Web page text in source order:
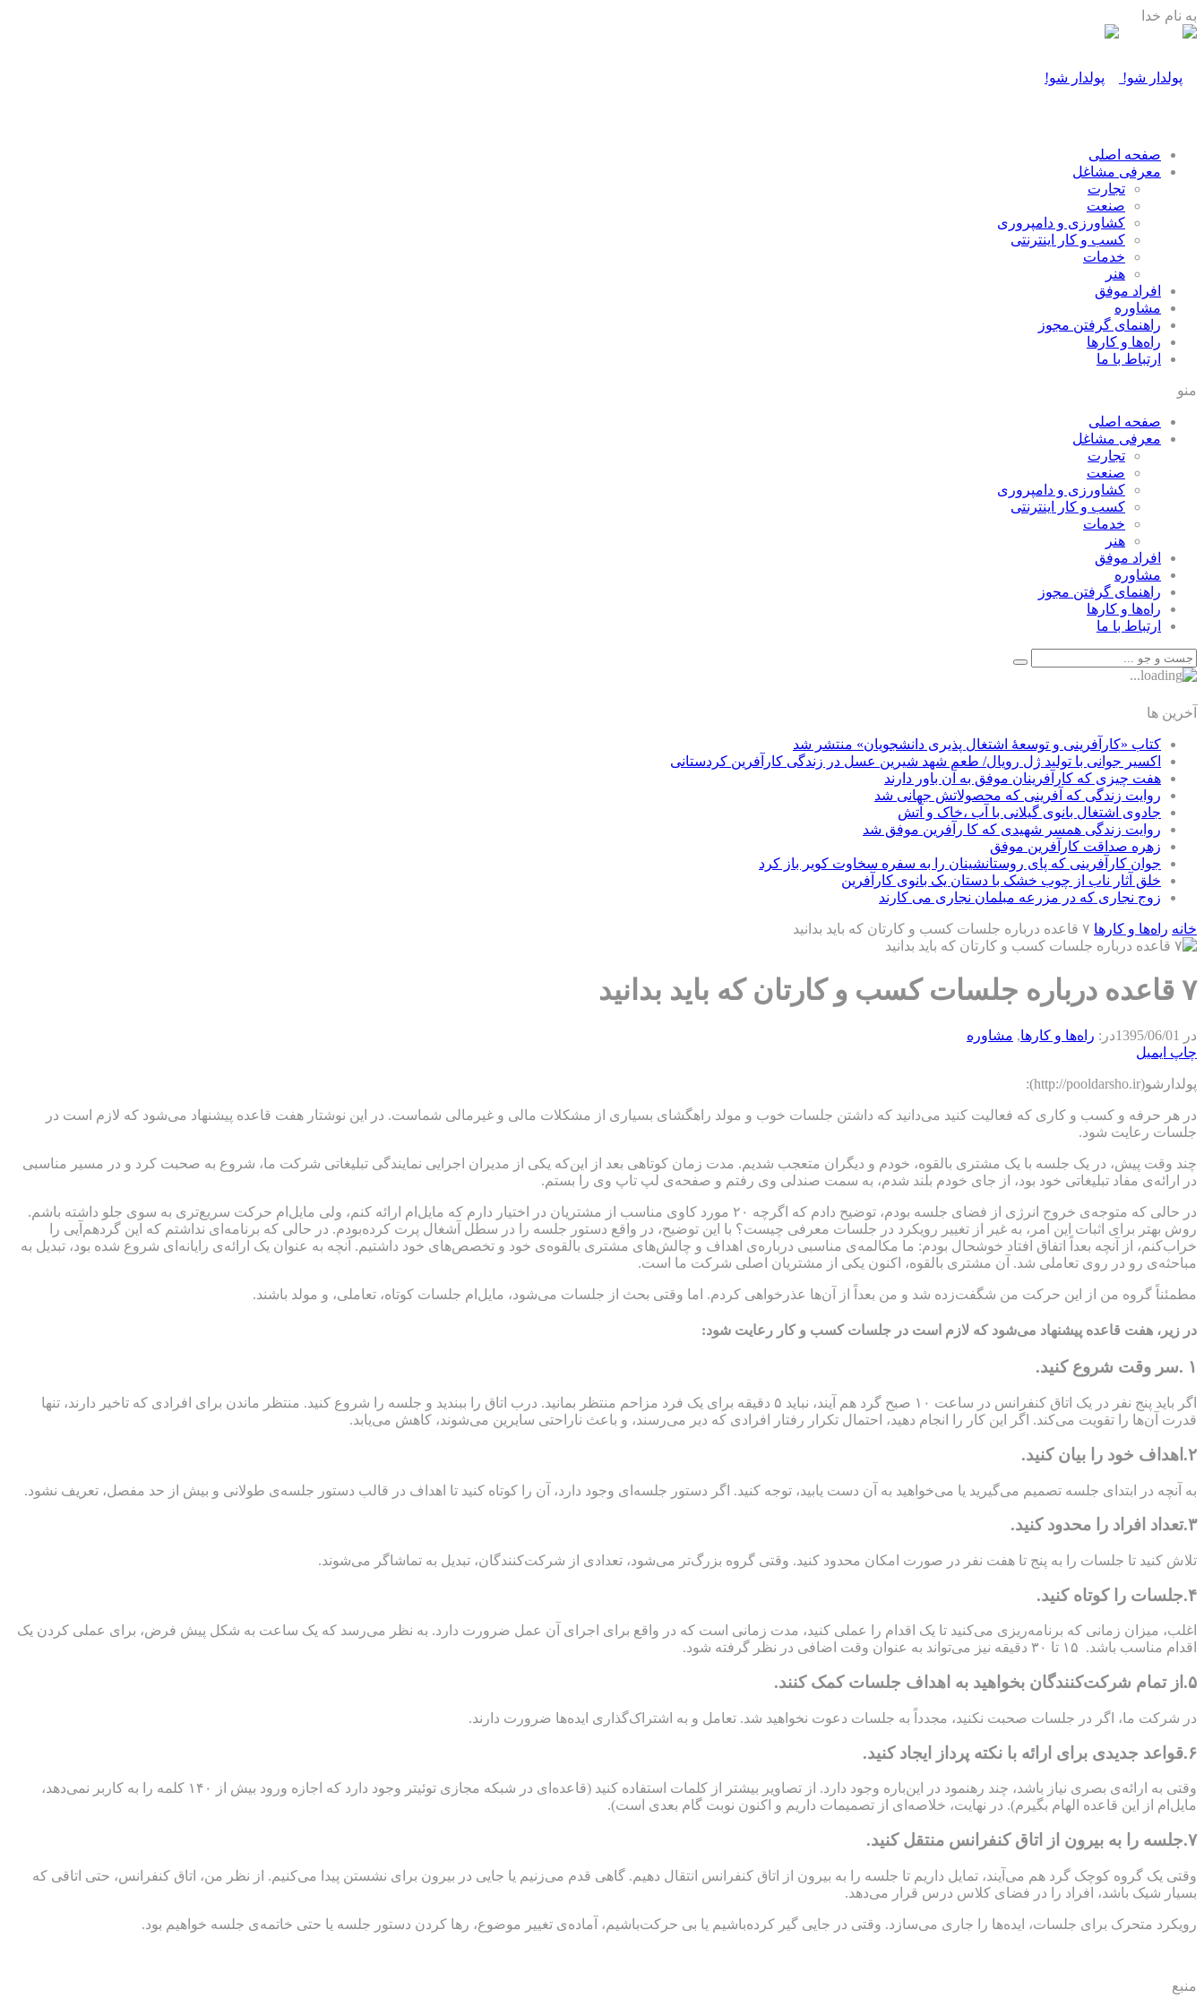
به نام خدا
صفحه اصلی
معرفی مشاغل
تجارت
صنعت
كشاورزی و دامپروری
كسب و كار اينترنتی
خدمات
هنر
افراد موفق
مشاوره
راهنمای گرفتن مجوز
راه‌ها و كارها
ارتباط با ما
منو
صفحه اصلی
معرفی مشاغل
تجارت
صنعت
كشاورزی و دامپروری
كسب و كار اينترنتی
خدمات
هنر
افراد موفق
مشاوره
راهنمای گرفتن مجوز
راه‌ها و كارها
ارتباط با ما
آخرین ها
کتاب «کارآفرینی و توسعۀ اشتغال پذیری دانشجویان» منتشر شد
اکسیر جوانی با تولید ژل رویال/ طعم شهد شیرین عسل‌ در زندگی کارآفرین کردستانی
هفت چیزی که کارآفرینان موفق به آن باور دارند
روایت زندگی که آفرینی که محصولاتش جهانی شد
جادوی اشتغال بانوی گیلانی با آب ،خاک و آتش
روایت زندگی همسر شهیدی که کا رآفرین موفق شد
زهره صداقت کارآفرین موفق
جوان کارآفرینی که پای روستانشینان را به سفره سخاوت کویر باز کرد
خلق آثار ناب از چوب خشک با دستان یک بانوی کارآفرین
زوج نجاری که در مزرعه مبلمان نجاری می کارند
خانه راه‌ها و كارها ۷ قاعده درباره جلسات کسب و کارتان که باید بدانید
۷ قاعده درباره جلسات کسب و کارتان که باید بدانید
در 1395/06/01در: راه‌ها و كارها, مشاوره
چاپ ایمیل
پولدارشو(http://pooldarsho.ir):
در هر حرفه و کسب و کاری که فعالیت کنید می‌دانید که داشتن جلسات خوب و مولد راهگشای بسیاری از مشکلات مالی و غیرمالی شماست. در این نوشتار هفت قاعده پیشنهاد می‌شود که لازم است در
جلسات رعایت شود.
چند وقت پیش، در یک جلسه با یک مشتری بالقوه، خودم و دیگران متعجب شدیم. مدت زمان کوتاهی بعد از این‌که یکی از مدیران اجرایی نمایندگی تبلیغاتی شرکت ما، شروع به صحبت کرد و در مسیر مناسبی
در ارائه‌ی مفاد تبلیغاتی خود بود، از جای خودم بلند شدم، به سمت صندلی وی رفتم و صفحه‌ی لپ تاپ وی را بستم.
در حالی که متوجه‌ی خروج انرژی از فضای جلسه بودم، توضیح دادم که اگرچه ۲۰ مورد کاوی مناسب از مشتریان در اختیار دارم که مایل‌ام ارائه کنم، ولی مایل‌ام حرکت سریع‌تری به سوی جلو داشته باشم.
روش بهتر برای اثبات این امر، به غیر از تغییر رویکرد در جلسات معرفی چیست؟ با این توضیح، در واقع دستور جلسه را در سطل آشغال پرت کرده‌بودم. در حالی که برنامه‌ای نداشتم که این گرد‌هم‌آیی را
خراب‌کنم، از آنچه بعداً اتفاق افتاد خوشحال بودم: ما مکالمه‌ی مناسبی درباره‌ی اهداف و چالش‌های مشتری بالقوه‌ی خود و تخصص‌های خود داشتیم. آنچه به عنوان یک ارائه‌ی رایانه‌ای شروع شده بود، تبدیل به
مباحثه‌ی رو در روی تعاملی شد. آن مشتری بالقوه، اکنون یکی از مشتریان اصلی شرکت ما است.
مطمئناً گروه من از این حرکت من شگفت‌زده شد و من بعداً از آن‌ها عذرخواهی کردم. اما وقتی بحث از جلسات می‌شود، مایل‌ام جلسات کوتاه، تعاملی، و مولد باشند.
در زیر، هفت قاعده پیشنهاد می‌شود که لازم است در جلسات کسب و کار رعایت شود:
۱ .سر وقت شروع کنید.
اگر باید پنج نفر در یک اتاق کنفرانس در ساعت ۱۰ صبح گرد هم ‌آیند، نباید ۵ دقیقه برای یک فرد مزاحم منتظر بمانید. درب اتاق را ببندید و جلسه را شروع کنید. منتظر ماندن برای افرادی که تاخیر دارند، تنها
قدرت آن‌ها را تقویت می‌کند. اگر این کار را انجام دهید، احتمال تکرار رفتار افرادی که دیر می‌رسند، و باعث ناراحتی سایرین می‌شوند، کاهش می‌یابد.
۲.اهداف خود را بیان کنید.
به آنچه در ابتدای جلسه تصمیم می‌گیرید یا می‌خواهید به آن دست یابید، توجه کنید. اگر دستور جلسه‌ای وجود دارد، آن را کوتاه کنید تا اهداف در قالب دستور جلسه‌ی طولانی و بیش از حد مفصل، تعریف نشود.
۳.تعداد افراد را محدود کنید.
تلاش کنید تا جلسات را به پنج تا هفت نفر در صورت امکان محدود کنید. وقتی گروه بزرگ‌تر می‌شود، تعدادی از شرکت‌کنندگان، تبدیل به تماشاگر می‌شوند.
۴.جلسات را کوتاه کنید.
اغلب، میزان زمانی که برنامه‌ریزی می‌کنید تا یک اقدام را عملی کنید، مدت زمانی است که در واقع برای اجرای آن عمل ضرورت دارد. به نظر می‌رسد که یک ساعت به شکل پیش فرض، برای عملی کردن یک
اقدام مناسب باشد. ۱۵ تا ۳۰ دقیقه نیز می‌تواند به عنوان وقت اضافی در نظر گرفته شود.
۵.از تمام شرکت‌کنندگان بخواهید به اهداف جلسات کمک کنند.
در شرکت ما، اگر در جلسات صحبت نکنید، مجدداً به جلسات دعوت نخواهید شد. تعامل و به اشتراک‌گذاری ایده‌ها ضرورت دارند.
۶.قواعد جدیدی برای ارائه با نکته پرداز ایجاد کنید.
وقتی به ارائه‌ی بصری نیاز باشد، چند رهنمود در این‌باره وجود دارد. از تصاویر بیشتر از کلمات استفاده کنید (قاعده‌ای در شبکه مجازی توئیتر وجود دارد که اجازه ورود بیش از ۱۴۰ کلمه را به کاربر نمی‌دهد،
مایل‌ام از این قاعده الهام بگیرم). در نهایت، خلاصه‌ای از تصمیمات داریم و اکنون نوبت گام بعدی است).
۷.جلسه را به بیرون از اتاق کنفرانس منتقل کنید.
وقتی یک گروه کوچک گرد ‌هم‌ می‌آیند، تمایل داریم تا جلسه را به بیرون از اتاق کنفرانس انتقال دهیم. گاهی قدم می‌زنیم یا جایی در بیرون برای نشستن پیدا می‌کنیم. از نظر من، اتاق کنفرانس، حتی اتاقی که
بسیار شیک باشد، افراد را در فضای کلاس درس قرار می‌دهد.
رویکرد متحرک برای جلسات، ایده‌ها را جاری می‌سازد. وقتی در جایی گیر کرده‌باشیم یا بی حرکت‌باشیم، آماده‌ی تغییر موضوع، رها کردن دستور جلسه یا حتی خاتمه‌ی جلسه خواهیم بود.
منبع